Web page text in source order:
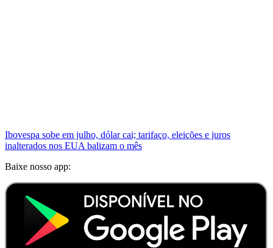
Ibovespa sobe em julho, dólar cai; tarifaço, eleições e juros
inalterados nos EUA balizam o mês
Baixe nosso app: